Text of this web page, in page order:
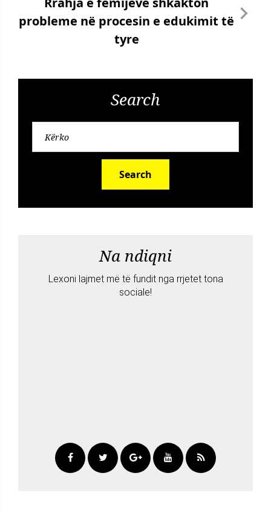
probleme në procesin e edukimit të
tyre
Search
Search
Na ndiqni
Lexoni lajmet më të fundit nga rrjetet tona
sociale!